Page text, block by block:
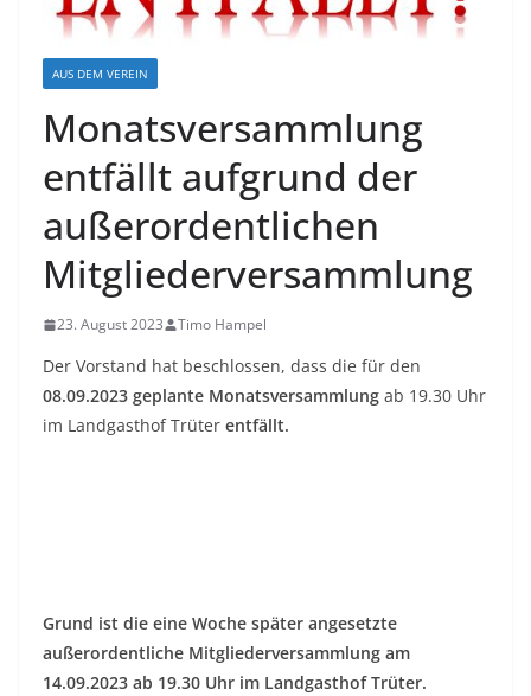
AUS DEM VEREIN
Monatsversammlung
entfällt aufgrund der
außerordentlichen
Mitgliederversammlung
23. August 2023 Timo Hampel
Der Vorstand hat beschlossen, dass die für den
08.09.2023 geplante Monatsversammlung ab 19.30 Uhr
im Landgasthof Trüter entfällt.
Grund ist die eine Woche später angesetzte
außerordentliche Mitgliederversammlung am
14.09.2023 ab 19.30 Uhr im Landgasthof Trüter.